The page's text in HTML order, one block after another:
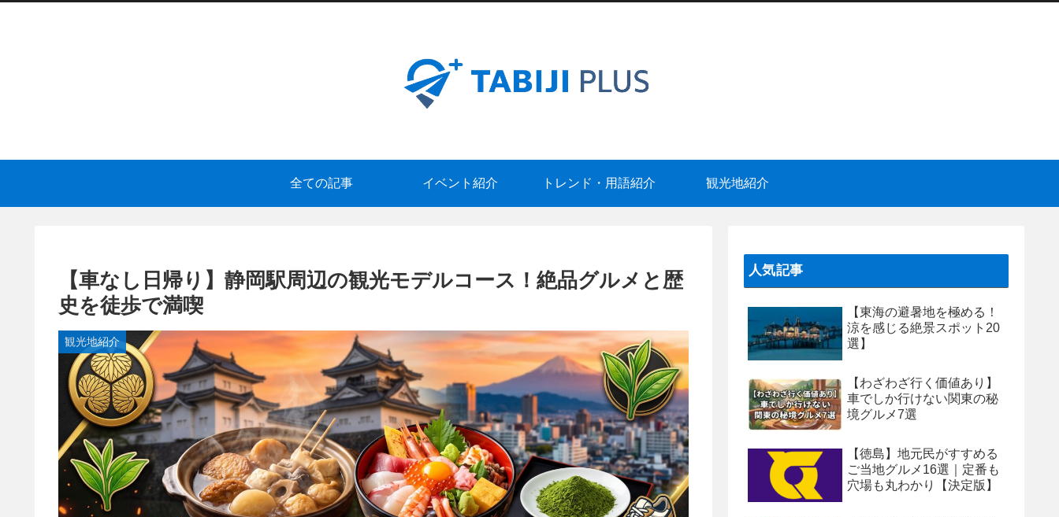
全ての記事 イベント紹介 トレンド・用語紹介 観光地紹介
【車なし日帰り】静岡駅周辺の観光モデルコース！絶品グルメと歴
史を徒歩で満喫
観光地紹介
人気記事
【東海の避暑地を極める！
涼を感じる絶景スポット20
選】
【わざわざ行く価値あり】
車でしか行けない関東の秘
境グルメ7選
【徳島】地元民がすすめる
ご当地グルメ16選｜定番も
穴場も丸わかり【決定版】